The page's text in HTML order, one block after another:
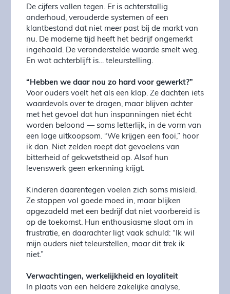
De cijfers vallen tegen. Er is achterstallig
onderhoud, verouderde systemen of een
klantbestand dat niet meer past bij de markt van
nu. De moderne tijd heeft het bedrijf ongemerkt
ingehaald. De veronderstelde waarde smelt weg.
En wat achterblijft is… teleurstelling.
“Hebben we daar nou zo hard voor gewerkt?”
Voor ouders voelt het als een klap. Ze dachten iets
waardevols over te dragen, maar blijven achter
met het gevoel dat hun inspanningen niet écht
worden beloond — soms letterlijk, in de vorm van
een lage uitkoopsom. “We krijgen een fooi,” hoor
ik dan. Niet zelden roept dat gevoelens van
bitterheid of gekwetstheid op. Alsof hun
levenswerk geen erkenning krijgt.
Kinderen daarentegen voelen zich soms misleid.
Ze stappen vol goede moed in, maar blijken
opgezadeld met een bedrijf dat niet voorbereid is
op de toekomst. Hun enthousiasme slaat om in
frustratie, en daarachter ligt vaak schuld: “Ik wil
mijn ouders niet teleurstellen, maar dit trek ik
niet.”
Verwachtingen, werkelijkheid en loyaliteit
In plaats van een heldere zakelijke analyse,